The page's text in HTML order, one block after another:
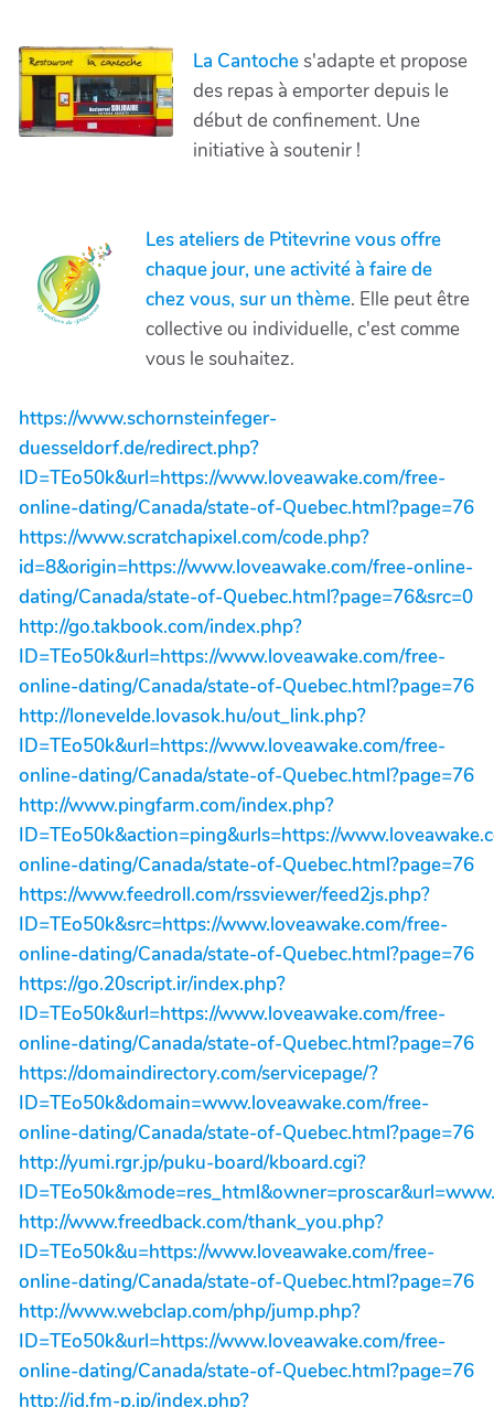
La Cantoches'adapte et propose
des repas à emporter depuis le
début de confinement. Une
initiative à soutenir !
Les ateliers de Ptitevrine vous offre
chaque jour, une activité à faire de
chez vous, sur un thème. Elle peut être
collective ou individuelle, c'est comme
vous le souhaitez.
https://www.schornsteinfeger-
duesseldorf.de/redirect.php?
ID=TEo50k&url=https://www.loveawake.com/free-
online-dating/Canada/state-of-Quebec.html?page=76
https://www.scratchapixel.com/code.php?
id=8&origin=https://www.loveawake.com/free-online-
dating/Canada/state-of-Quebec.html?page=76&src=0
http://go.takbook.com/index.php?
ID=TEo50k&url=https://www.loveawake.com/free-
online-dating/Canada/state-of-Quebec.html?page=76
http://lonevelde.lovasok.hu/out_link.php?
ID=TEo50k&url=https://www.loveawake.com/free-
online-dating/Canada/state-of-Quebec.html?page=76
http://www.pingfarm.com/index.php?
ID=TEo50k&action=ping&urls=https://
online-dating/Canada/state-of-Quebec.html?page=76
https://www.feedroll.com/rssviewer/feed2js.php?
ID=TEo50k&src=https://www.loveawake.com/free-
online-dating/Canada/state-of-Quebec.html?page=76
https://go.20script.ir/index.php?
ID=TEo50k&url=https://www.loveawake.com/free-
online-dating/Canada/state-of-Quebec.html?page=76
https://domaindirectory.com/servicepage/?
ID=TEo50k&domain=www.loveawake.com/free-
online-dating/Canada/state-of-Quebec.html?page=76
http://yumi.rgr.jp/puku-board/kboard.cgi?
http://www.freedback.com/thank_you.php?
ID=TEo50k&u=https://www.loveawake.com/free-
online-dating/Canada/state-of-Quebec.html?page=76
http://www.webclap.com/php/jump.php?
ID=TEo50k&url=https://www.loveawake.com/free-
online-dating/Canada/state-of-Quebec.html?page=76
http://id.fm-p.jp/index.php?